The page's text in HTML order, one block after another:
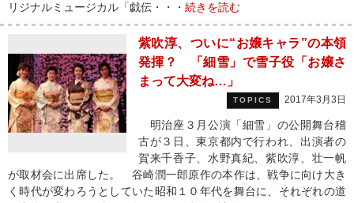
リジナルミュージカル「戯伝・・・ 続きを読む
紫吹淳、ついに“お嬢キャラ”の本領
発揮？ 「細雪」で雪子役「お嬢さ
まって大変ね…」
TOPICS 2017年3月3日
明治座３月公演「細雪」の公開舞台稽
古が３日、東京都内で行われ、出演者の
賀来千香子、水野真紀、紫吹淳、壮一帆
が取材会に出席した。 谷崎潤一郎原作の本作は、戦争に向け大き
く時代が変わろうとしていた昭和１０年代を舞台に、それぞれの道